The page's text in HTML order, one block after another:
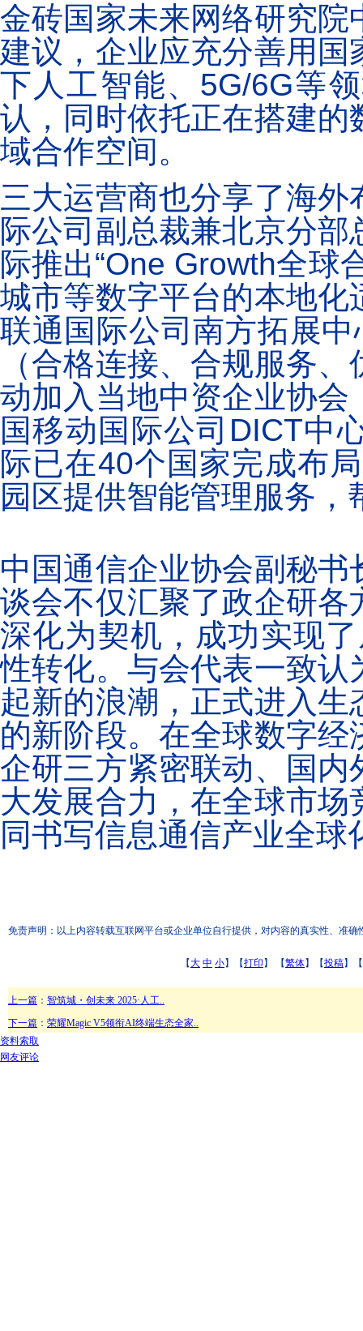
金砖国家未来网络研究
建议，企业应充分善用
下人工智能、5G/6G等
认，同时依托正在搭建
域合作空间。
三大运营商也分享了海
际公司副总裁兼北京分
际推出“One Growth全球
城市等数字平台的本地
联通国际公司南方拓展中
（合格连接、合规服务
动加入当地中资企业协
国移动国际公司DICT中
际已在40个国家完成布
园区提供智能管理服务
中国通信企业协会副秘
谈会不仅汇聚了政企研
深化为契机，成功实现了
性转化。与会代表一致
起新的浪潮，正式进入
的新阶段。在全球数字
企研三方紧密联动、国
大发展合力，在全球市
同书写信息通信产业全球
免责声明：以上内容转载互联网平台或企业单位自行提供，对内容的真实性、准
【大 中 小】【打印 】 【繁体】【投稿】【
上一篇 ： 智筑城・创未来 2025·人工..
下一篇 ： 荣耀Magic V5领衔AI终端生态全家..
资料索取
网友评论